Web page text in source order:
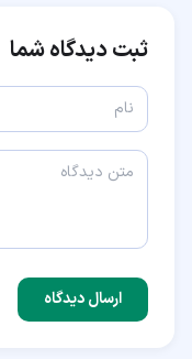
ثبت دیدگاه شما
ارسال دیدگاه